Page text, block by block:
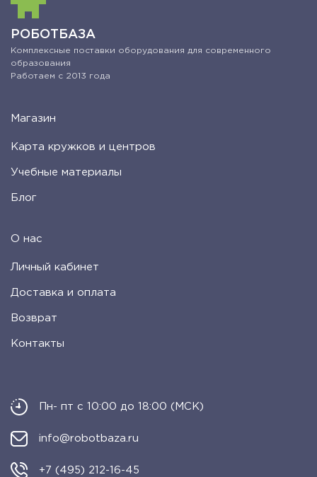
РОБОТБАЗА
Комплексные поставки оборудования для современного
образования
Работаем с 2013 года
Магазин
Карта кружков и центров
Учебные материалы
Блог
О нас
Личный кабинет
Доставка и оплата
Возврат
Контакты
Пн- пт с 10:00 до 18:00 (МСК)
info@robotbaza.ru
+7 (495) 212-16-45